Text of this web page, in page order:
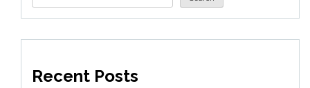
Recent Posts